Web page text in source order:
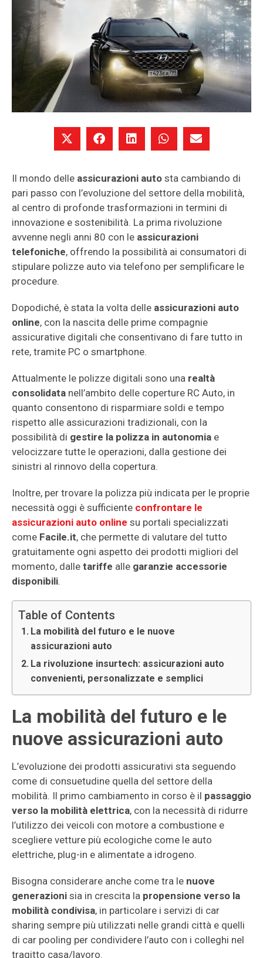
Il mondo delle assicurazioni auto sta cambiando di
pari passo con l’evoluzione del settore della mobilità,
al centro di profonde trasformazioni in termini di
innovazione e sostenibilità. La prima rivoluzione
avvenne negli anni 80 con le assicurazioni
telefoniche, offrendo la possibilità ai consumatori di
stipulare polizze auto via telefono per semplificare le
procedure.
Dopodiché, è stata la volta delle assicurazioni auto
online, con la nascita delle prime compagnie
assicurative digitali che consentivano di fare tutto in
rete, tramite PC o smartphone.
Attualmente le polizze digitali sono una realtà
consolidata nell’ambito delle coperture RC Auto, in
quanto consentono di risparmiare soldi e tempo
rispetto alle assicurazioni tradizionali, con la
possibilità di gestire la polizza in autonomia e
velocizzare tutte le operazioni, dalla gestione dei
sinistri al rinnovo della copertura.
Inoltre, per trovare la polizza più indicata per le proprie
necessità oggi è sufficiente confrontare le
assicurazioni auto online su portali specializzati
come Facile.it, che permette di valutare del tutto
gratuitamente ogni aspetto dei prodotti migliori del
momento, dalle tariffe alle garanzie accessorie
disponibili.
Table of Contents
La mobilità del futuro e le nuove
assicurazioni auto
La rivoluzione insurtech: assicurazioni auto
convenienti, personalizzate e semplici
La mobilità del futuro e le
nuove assicurazioni auto
L’evoluzione dei prodotti assicurativi sta seguendo
come di consuetudine quella del settore della
mobilità. Il primo cambiamento in corso è il passaggio
verso la mobilità elettrica, con la necessità di ridurre
l’utilizzo dei veicoli con motore a combustione e
scegliere vetture più ecologiche come le auto
elettriche, plug-in e alimentate a idrogeno.
Bisogna considerare anche come tra le nuove
generazioni sia in crescita la propensione verso la
mobilità condivisa, in particolare i servizi di car
sharing sempre più utilizzati nelle grandi città e quelli
di car pooling per condividere l’auto con i colleghi nel
tragitto casa/lavoro.